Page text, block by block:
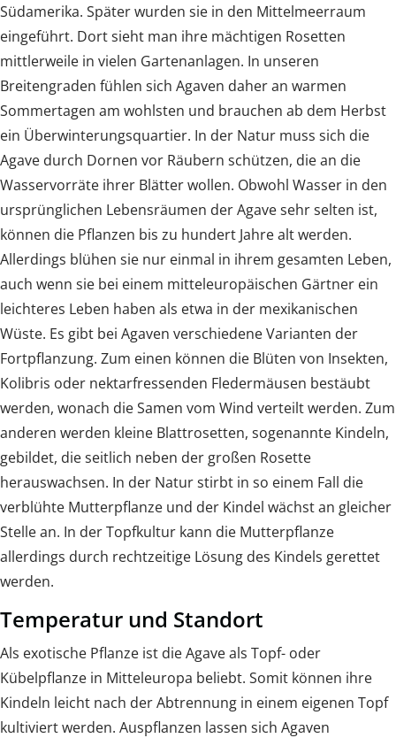
Südamerika. Später wurden sie in den Mittelmeerraum
eingeführt. Dort sieht man ihre mächtigen Rosetten
mittlerweile in vielen Gartenanlagen. In unseren
Breitengraden fühlen sich Agaven daher an warmen
Sommertagen am wohlsten und brauchen ab dem Herbst
ein Überwinterungsquartier. In der Natur muss sich die
Agave durch Dornen vor Räubern schützen, die an die
Wasservorräte ihrer Blätter wollen. Obwohl Wasser in den
ursprünglichen Lebensräumen der Agave sehr selten ist,
können die Pflanzen bis zu hundert Jahre alt werden.
Allerdings blühen sie nur einmal in ihrem gesamten Leben,
auch wenn sie bei einem mitteleuropäischen Gärtner ein
leichteres Leben haben als etwa in der mexikanischen
Wüste. Es gibt bei Agaven verschiedene Varianten der
Fortpflanzung. Zum einen können die Blüten von Insekten,
Kolibris oder nektarfressenden Fledermäusen bestäubt
werden, wonach die Samen vom Wind verteilt werden. Zum
anderen werden kleine Blattrosetten, sogenannte Kindeln,
gebildet, die seitlich neben der großen Rosette
herauswachsen. In der Natur stirbt in so einem Fall die
verblühte Mutterpflanze und der Kindel wächst an gleicher
Stelle an. In der Topfkultur kann die Mutterpflanze
allerdings durch rechtzeitige Lösung des Kindels gerettet
werden.
Temperatur und Standort
Als exotische Pflanze ist die Agave als Topf- oder
Kübelpflanze in Mitteleuropa beliebt. Somit können ihre
Kindeln leicht nach der Abtrennung in einem eigenen Topf
kultiviert werden. Auspflanzen lassen sich Agaven